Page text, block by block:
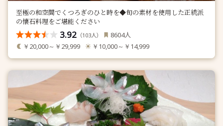
至極の和空間でくつろぎのひと時を◆旬の素材を使用した正統派
の懐石料理をご堪能ください
3.92 （103人） 8604人
￥20,000～￥29,999 ￥10,000～￥14,999